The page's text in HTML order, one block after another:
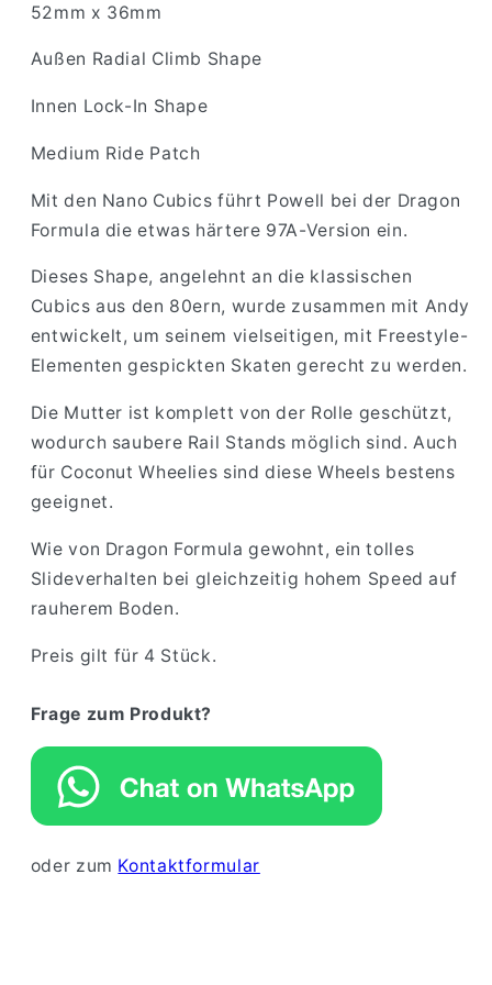
52mm x 36mm
Außen Radial Climb Shape
Innen Lock-In Shape
Medium Ride Patch
Mit den Nano Cubics führt Powell bei der Dragon
Formula die etwas härtere 97A-Version ein.
Dieses Shape, angelehnt an die klassischen
Cubics aus den 80ern, wurde zusammen mit Andy
entwickelt, um seinem vielseitigen, mit Freestyle-
Elementen gespickten Skaten gerecht zu werden.
Die Mutter ist komplett von der Rolle geschützt,
wodurch saubere Rail Stands möglich sind. Auch
für Coconut Wheelies sind diese Wheels bestens
geeignet.
Wie von Dragon Formula gewohnt, ein tolles
Slideverhalten bei gleichzeitig hohem Speed auf
rauherem Boden.
Preis gilt für 4 Stück.
Frage zum Produkt?
oder zum Kontaktformular